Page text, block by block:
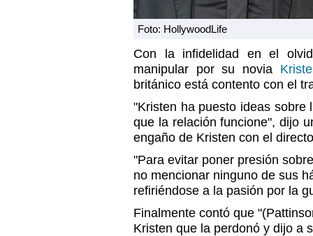
Foto: HollywoodLife
Con la infidelidad en el
manipular por su novia
británico está contento con el
"Kristen ha puesto ideas sobre
que la relación funcione", dijo
engaño de Kristen con el
"Para evitar poner presión
no mencionar ninguno de sus
refiriéndose a la pasión por la
Finalmente contó que
Kristen que la perdonó y dijo a